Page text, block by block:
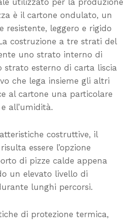
utilizzato per la produzione
è il cartone ondulato, un
resistente, leggero e rigido
costruzione a tre strati del
uno strato interno di
strato esterno di carta liscia
che lega insieme gli altri
al cartone una particolare
all’umidità.
costruttive, il
essere l’opzione
di pizze calde appena
un elevato livello di
lunghi percorsi.
di protezione termica,